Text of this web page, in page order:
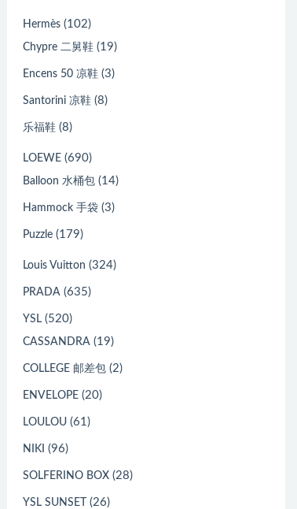
Hermès (102)
Chypre 二舅鞋 (19)
Encens 50 凉鞋 (3)
Santorini 凉鞋 (8)
乐福鞋 (8)
LOEWE (690)
Balloon 水桶包 (14)
Hammock 手袋 (3)
Puzzle (179)
Louis Vuitton (324)
PRADA (635)
YSL (520)
CASSANDRA (19)
COLLEGE 邮差包 (2)
ENVELOPE (20)
LOULOU (61)
NIKI (96)
SOLFERINO BOX (28)
YSL SUNSET (26)